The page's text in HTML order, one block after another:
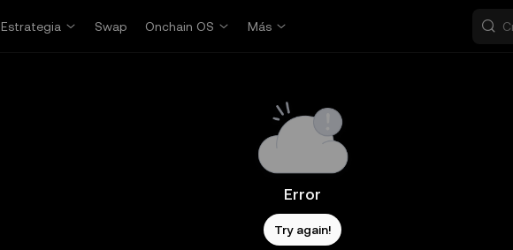
Estrategia Swap Onchain OS Más
Error
Try again!